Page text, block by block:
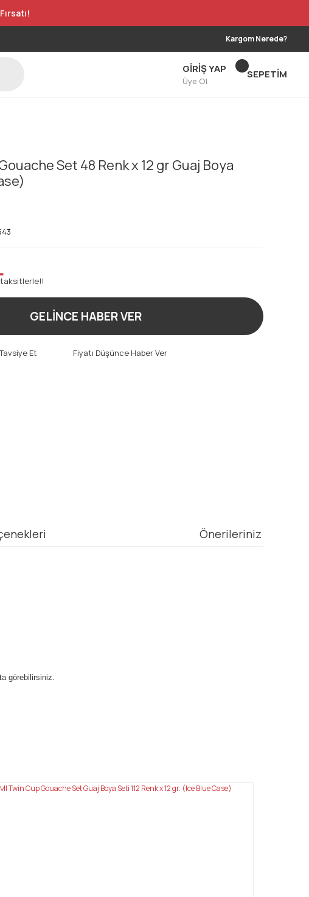
Kargom Nerede?
GİRİŞ YAP
Üye Ol
SEPETİM
Set 48 Renk x 12 gr Guaj Boya
taksitlerle!!
GELİNCE HABER VER
Tavsiye Et Fiyatı Düşünce Haber Ver
Önerileriniz
görebilirsiniz.
tarafımıza iletebilirsiniz.